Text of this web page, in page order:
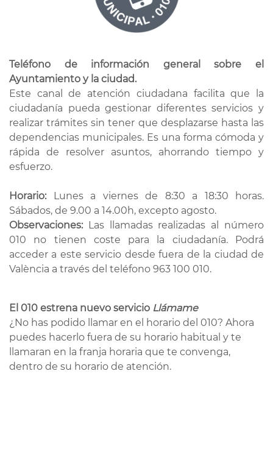
Teléfono de información general sobre el
Ayuntamiento y la ciudad.
Este canal de atención ciudadana facilita que la
ciudadanía pueda gestionar diferentes servicios y
realizar trámites sin tener que desplazarse hasta las
dependencias municipales. Es una forma cómoda y
rápida de resolver asuntos, ahorrando tiempo y
esfuerzo.
Horario:Lunes a viernes de 8:30 a 18:30 horas.
Sábados, de 9.00 a 14.00h, excepto agosto.
Observaciones:Las llamadas realizadas al número
010 no tienen coste para la ciudadanía. Podrá
acceder a este servicio desde fuera de la ciudad de
València a través del teléfono 963 100 010.
El 010 estrena nuevo servicio Llámame
¿No has podido llamar en el horario del 010? Ahora
puedes hacerlo fuera de su horario habitual y te
llamaran en la franja horaria que te convenga,
dentro de su horario de atención.